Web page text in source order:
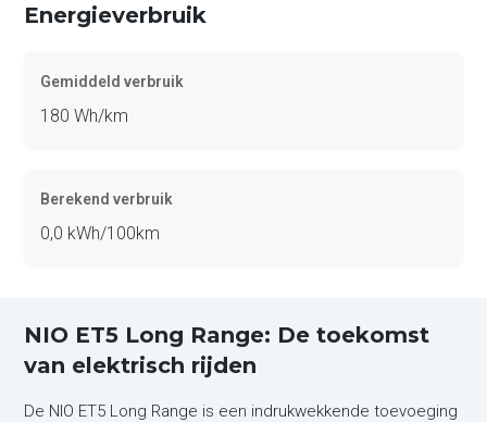
Energieverbruik
Gemiddeld verbruik
180 Wh/km
Berekend verbruik
0,0 kWh/100km
NIO ET5 Long Range: De toekomst
van elektrisch rijden
De NIO ET5 Long Range is een indrukwekkende toevoeging